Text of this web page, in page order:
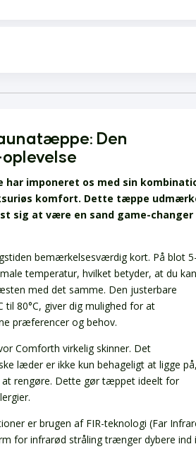
Den
har imponeret os med sin
komfort. Dette tæppe
sig at være en sand game-changer
bemærkelsesværdig kort. På blot
temperatur, hvilket betyder, at du
med det samme. Den justerbare
80°C, giver dig mulighed for at
præferencer og behov.
Comforth virkelig skinner. Det
læder er ikke kun behageligt at ligge
rengøre. Dette gør tæppet ideelt for
er brugen af FIR-teknologi (Far
for infrarød stråling trænger dybere ind